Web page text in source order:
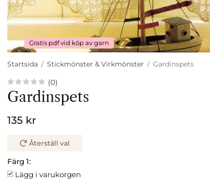
Gratis pdf vid köp av garn
Startsida / Stickmönster & Virkmönster / Gardinspets
(0)
Gardinspets
135 kr
Återställ val
Färg 1:
Lägg i varukorgen